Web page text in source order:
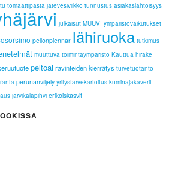
tomaattipasta jätevesiviikko tunnustus asiakaslähtöisyys
julkaisut MUUVI ympäristövaikutukset
pellonpiennar lähiruoka tutkimus
muuttuva toimintaympäristö Kauttua hirake
peltoai ravinteiden kierrätys turvetuotanto
perunanviljely yritystarvekartoitus kuminajakaverit
järvikalapihvi erikoiskasvit